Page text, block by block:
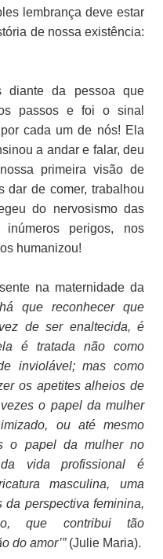
lembrança deve estar
de nossa existência:
diante da pessoa que
passos e foi o sinal
cada um de nós! Ela
a andar e falar, deu
primeira visão de
dar de comer, trabalhou
do nervosismo das
perigos, nos
humanizou!
na maternidade da
há que reconhecer que
de ser enaltecida, é
é tratada não como
inviolável; mas como
os apetites alheios de
o papel da mulher
ou até mesmo
o papel da mulher no
vida profissional é
masculina, uma
perspectiva feminina,
que contribui tão
do amor’”(Julie Maria).